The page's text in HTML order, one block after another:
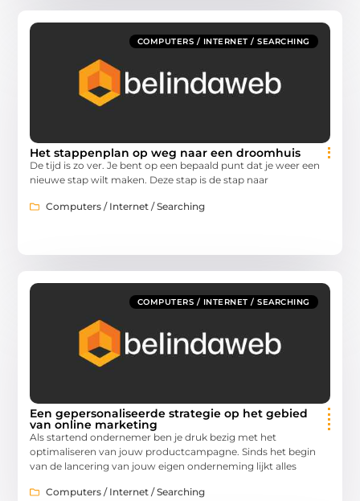
COMPUTERS / INTERNET / SEARCHING
Het stappenplan op weg naar een droomhuis
De tijd is zo ver. Je bent op een bepaald punt dat je weer een
nieuwe stap wilt maken. Deze stap is de stap naar
Computers / Internet / Searching
COMPUTERS / INTERNET / SEARCHING
Een gepersonaliseerde strategie op het gebied
van online marketing
Als startend ondernemer ben je druk bezig met het
optimaliseren van jouw productcampagne. Sinds het begin
van de lancering van jouw eigen onderneming lijkt alles
Computers / Internet / Searching